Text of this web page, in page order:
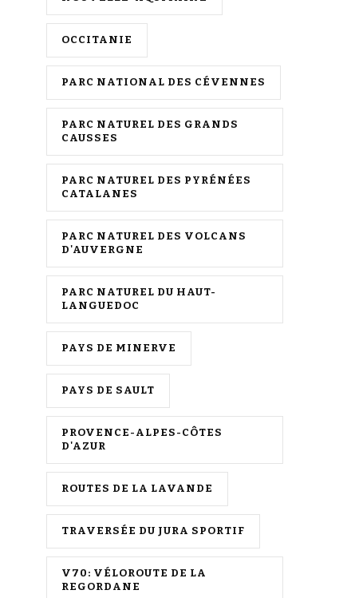
OCCITANIE
PARC NATIONAL DES CÉVENNES
PARC NATUREL DES GRANDS
CAUSSES
PARC NATUREL DES PYRÉNÉES
CATALANES
PARC NATUREL DES VOLCANS
D'AUVERGNE
PARC NATUREL DU HAUT-
LANGUEDOC
PAYS DE MINERVE
PAYS DE SAULT
PROVENCE-ALPES-CÔTES
D'AZUR
ROUTES DE LA LAVANDE
TRAVERSÉE DU JURA SPORTIF
V70: VÉLOROUTE DE LA
REGORDANE